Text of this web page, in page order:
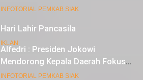
Hari Lahir Pancasila
IKLAN
Nasionalisme
INFOTORIAL PEMKAB SIAK
Alfedri : Presiden Jokowi
Mendorong Kepala Daerah Fokus
pada Inflasi dan Pilkada Serentak
INFOTORIAL PEMKAB SIAK